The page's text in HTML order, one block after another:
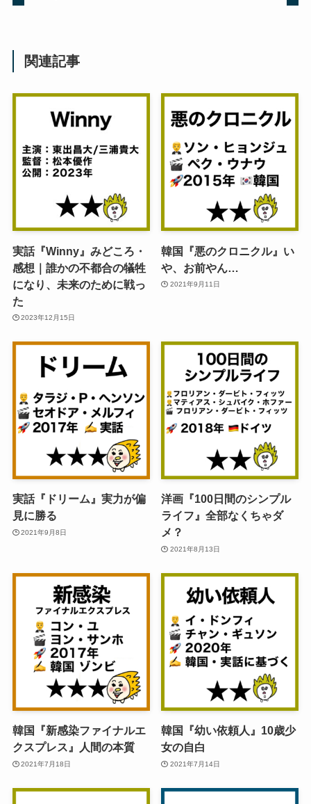
関連記事
実話『Winny』みどころ・
感想｜誰かの不都合の犠牲
になり、未来のために戦っ
た
2023年12月15日
韓国『悪のクロニクル』い
や、お前やん…
2021年9月11日
実話『ドリーム』実力が偏
見に勝る
2021年9月8日
洋画『100日間のシンプル
ライフ』全部なくちゃダ
メ？
2021年8月13日
韓国『新感染ファイナルエ
クスプレス』人間の本質
2021年7月18日
韓国『幼い依頼人』10歳少
女の自白
2021年7月14日